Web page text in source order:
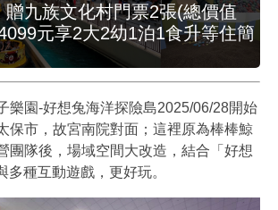
九族文化村門票2張(總價值
元享2大2幼1泊1食升等住簡
樂園-好想兔海洋探險島2025/06/28開始
保市，故宮南院對面；這裡原為棒棒鯨
團隊後，場域空間大改造，結合「好想
多種互動遊戲，更好玩。